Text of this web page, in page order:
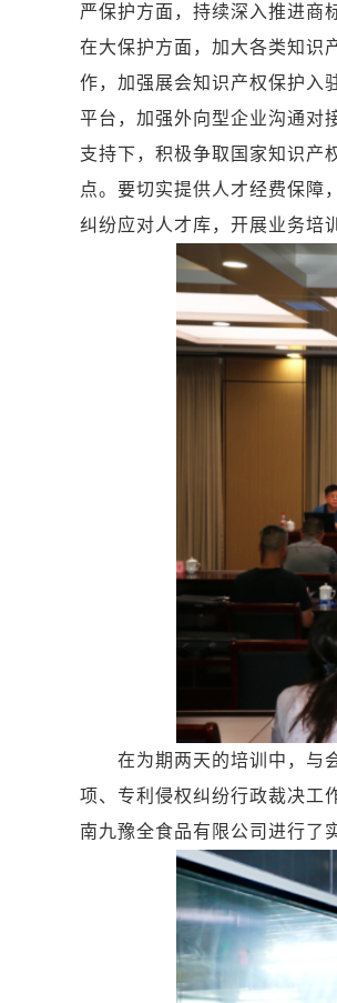
严保护方面，持续深入推进商
在大保护方面，加大各类知识
作，加强展会知识产权保护入
平台，加强外向型企业沟通对
支持下，积极争取国家知识产
点。要切实提供人才经费保障
纠纷应对人才库，开展业务培
在为期两天的培训中，与会
项、专利侵权纠纷行政裁决工
南九豫全食品有限公司进行了